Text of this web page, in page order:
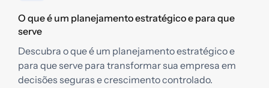
O que é um planejamento estratégico e para que
serve
Descubra o que é um planejamento estratégico e
para que serve para transformar sua empresa em
decisões seguras e crescimento controlado.